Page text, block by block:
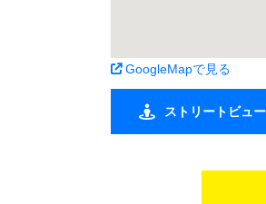
GoogleMapで見る
ストリートビュ